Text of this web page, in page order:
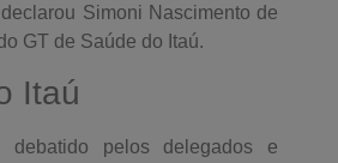
Simoni Nascimento de
GT de Saúde do Itaú.
Itaú
debatido pelos delegados e